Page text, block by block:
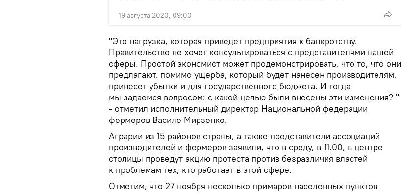
19 августа 2020, 09:00
"Это нагрузка, которая приведет предприятия к банкротству.
Правительство не хочет консультироваться с представителями нашей
сферы. Простой экономист может продемонстрировать, что то, что они
предлагают, помимо ущерба, который будет нанесен производителям,
принесет убытки и для государственного бюджета. И тогда
мы задаемся вопросом: с какой целью были внесены эти изменения? "
- отметил исполнительный директор Национальной федерации
фермеров Василе Мирзенко.
Аграрии из 15 районов страны, а также представители ассоциаций
производителей и фермеров заявили, что в среду, в 11.00, в центре
столицы проведут акцию протеста против безразличия властей
к проблемам тех, кто работает в этой сфере.
Отметим, что 27 ноября несколько примаров населенных пунктов